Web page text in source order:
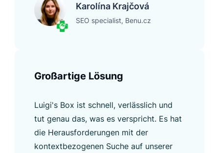
Karolína Krajčová
SEO specialist, Benu.cz
Großartige Lösung
Luigi's Box ist schnell, verlässlich und
tut genau das, was es verspricht. Es hat
die Herausforderungen mit der
kontextbezogenen Suche auf unserer